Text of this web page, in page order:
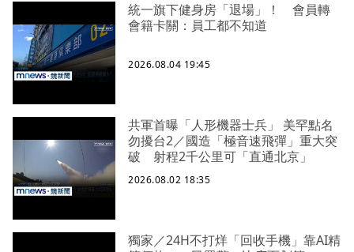
統一旗下健身房「退場」！ 會員轉
會籍卡關：員工都不知道
2026.08.04 19:45
共軍首曝「人形機器士兵」 美罕點名
勿擾台2／國造「極音速飛彈」重大突
破 射程2千公里可「直通北京」
2026.08.02 18:35
獨家／24H不打烊「回收手機」靠AI精